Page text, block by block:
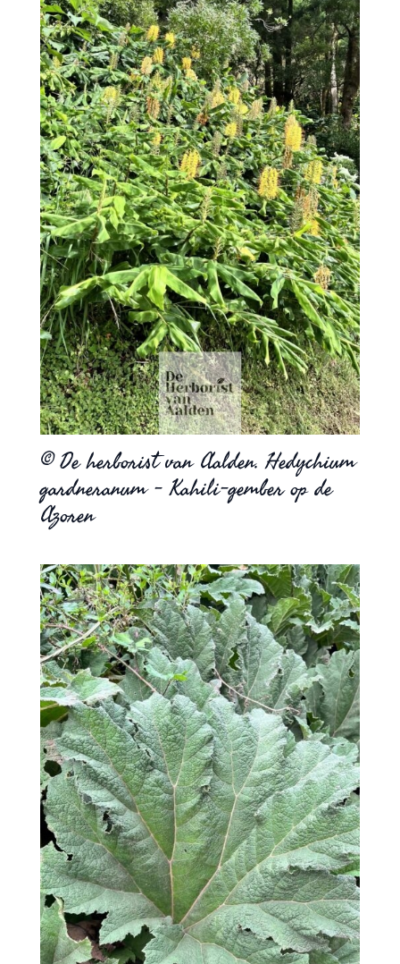
© De herborist van Aalden. Hedychium
gardneranum – Kahili-gember op de
Azoren